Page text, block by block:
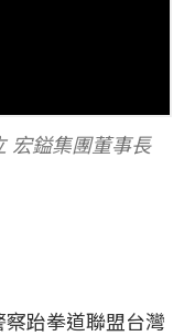
宏鎰集團董事長
跆拳道聯盟台灣